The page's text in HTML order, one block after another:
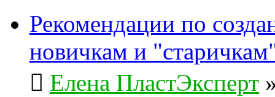
Рекомендации по
новичкам и
Елена ПластЭксперт